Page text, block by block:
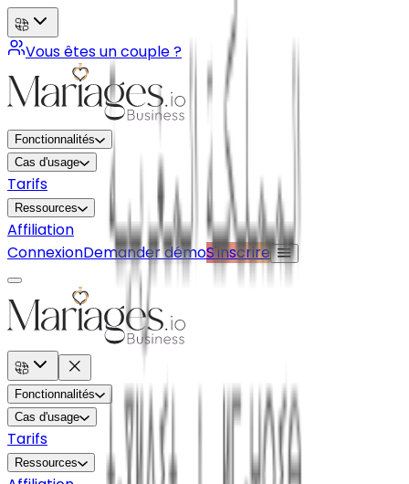
Vous êtes un couple ?
Fonctionnalités
Cas d'usage
Tarifs
Ressources
Affiliation
ConnexionDemander démoS'inscrire
Fonctionnalités
Cas d'usage
Tarifs
Ressources